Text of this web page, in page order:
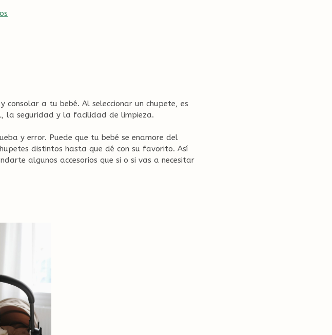
a tu bebé. Al seleccionar un chupete, es
la seguridad y la facilidad de limpieza.
y error. Puede que tu bebé se enamore del
distintos hasta que dé con su favorito. Así
algunos accesorios que si o si vas a necesitar